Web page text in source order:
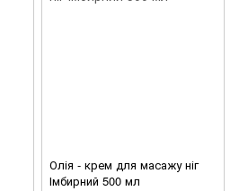
Олія - крем для масажу ніг
Імбирний 500 мл